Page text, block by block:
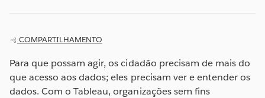
COMPARTILHAMENTO
Para que possam agir, os cidadão precisam de mais do
que acesso aos dados; eles precisam ver e entender os
dados. Com o Tableau, organizações sem fins